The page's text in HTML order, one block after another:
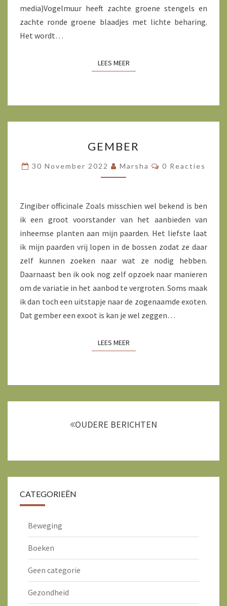
media)Vogelmuur heeft zachte groene stengels en
zachte ronde groene blaadjes met lichte beharing.
Het wordt…
LEES MEERLEES MEER
GEMBER
30 November 2022 Marsha Reacties
0 Reacties
Zingiber officinale Zoals misschien wel bekend is ben
ik een groot voorstander van het aanbieden van
inheemse planten aan mijn paarden. Het liefste laat
ik mijn paarden vrij lopen in de bossen zodat ze daar
zelf kunnen zoeken naar wat ze nodig hebben.
Daarnaast ben ik ook nog zelf opzoek naar manieren
om de variatie in het aanbod te vergroten. Soms maak
ik dan toch een uitstapje naar de zogenaamde exoten.
Dat gember een exoot is kan je wel zeggen…
LEES MEERLEES MEER
OUDERE BERICHTEN
CATEGORIEËN
Beweging
Boeken
Geen categorie
Gezondheid